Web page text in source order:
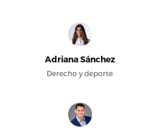
Adriana Sánchez
Derecho y deporte